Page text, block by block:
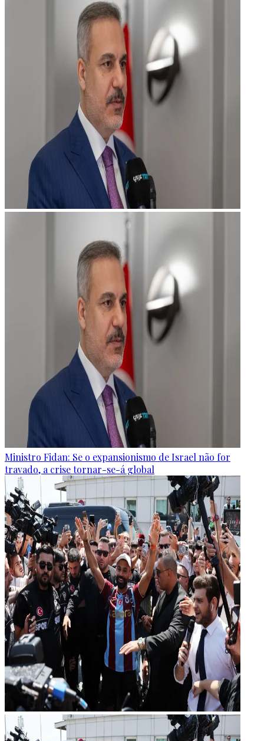
Ministro Fidan: Se o expansionismo de Israel não for
travado, a crise tornar-se-á global